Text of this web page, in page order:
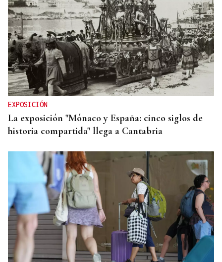
EXPOSICIÓN
La exposición "Mónaco y España: cinco siglos de
historia compartida" llega a Cantabria